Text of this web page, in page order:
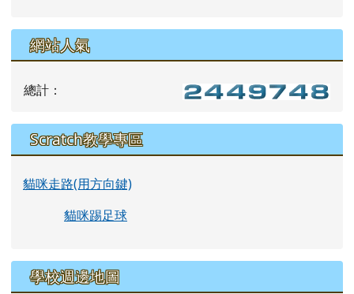
網站人氣
總計：
Scratch教學專區
貓咪走路(用方向鍵)
貓咪踢足球
學校週邊地圖